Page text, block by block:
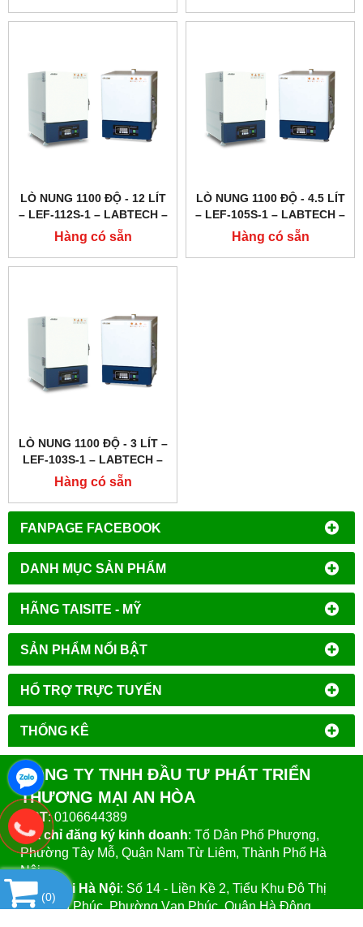
FANPAGE FACEBOOK
DANH MỤC SẢN PHẨM
HÃNG TAISITE - MỸ
SẢN PHẨM NỔI BẬT
HỔ TRỢ TRỰC TUYẾN
THỐNG KÊ
LÒ NUNG 1100 ĐỘ - 12 LÍT
– LEF-112S-1 – LABTECH –
HÀN QUỐC
Hàng có sẵn
LÒ NUNG 1100 ĐỘ - 4.5 LÍT
– LEF-105S-1 – LABTECH –
HÀN QUỐC
Hàng có sẵn
LÒ NUNG 1100 ĐỘ - 3 LÍT –
LEF-103S-1 – LABTECH –
HÀN QUỐC
Hàng có sẵn
CÔNG TY TNHH ĐẦU TƯ PHÁT TRIỂN
THƯƠNG MẠI AN HÒA
MST: 0106644389
Địa chỉ đăng ký kinh doanh: Tổ Dân Phố Phượng,
Phường Tây Mỗ, Quận Nam Từ Liêm, Thành Phố Hà
Nội.
VPGD tại Hà Nội: Số 14 - Liền Kề 2, Tiểu Khu Đô Thị
Mới Vạn Phúc, Phường Vạn Phúc, Quận Hà Đông,
(0)